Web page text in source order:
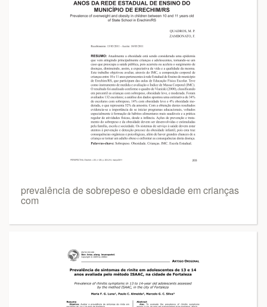
prevalência de sobrepeso e obesidade em crianças
com